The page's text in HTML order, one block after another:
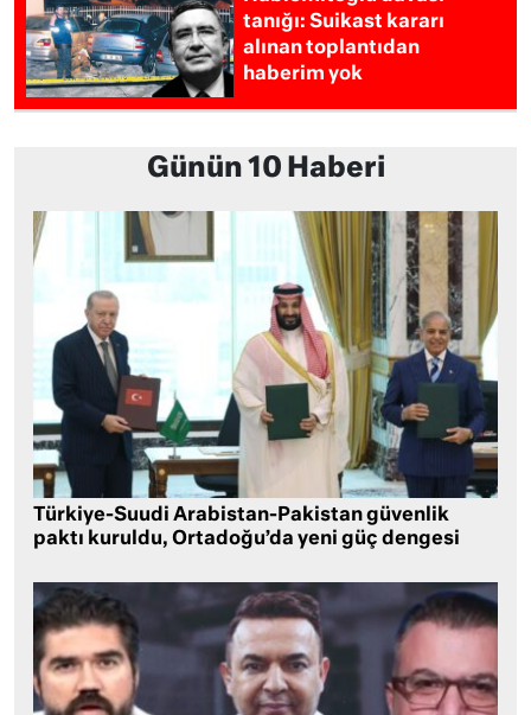
tanığı: Suikast kararı
alınan toplantıdan
haberim yok
Günün 10 Haberi
Türkiye-Suudi Arabistan-Pakistan güvenlik
paktı kuruldu, Ortadoğu’da yeni güç dengesi